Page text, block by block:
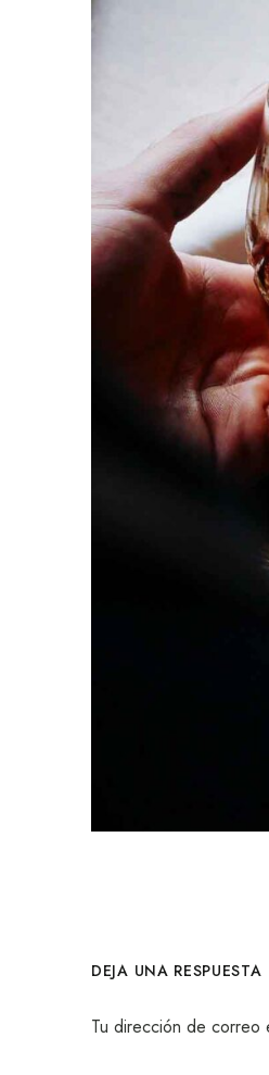
DEJA UNA RESPUESTA
Tu dirección de correo